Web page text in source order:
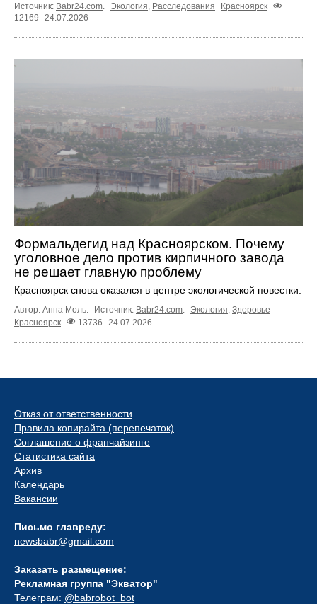
Источник: Babr24.com Экология Расследования
Красноярск
12169
24.07.2026
Формальдегид над Красноярском. Почему
уголовное дело против кирпичного завода
не решает главную проблему
Красноярск снова оказался в центре экологической повестки.
Автор: Анна Моль. Источник: Babr24.com. Экология, Здоровье
Красноярск
13736 24.07.2026
Отказ от ответственности
Правила копирайта (перепечаток)
Соглашение о франчайзинге
Статистика сайта
Архив
Календарь
Вакансии
Письмо главреду:
newsbabr@gmail.com
Заказать размещение:
Рекламная группа "Экватор"
Телеграм: @babrobot_bot